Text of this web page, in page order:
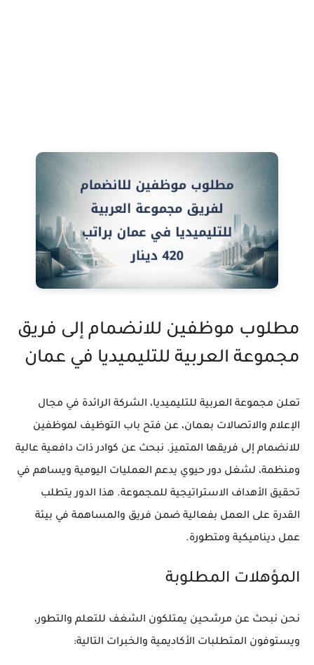
مطلوب موظفين للانضمام إلى فريق
مجموعة العربية للتليميديا في عمان
تعلن مجموعة العربية للتليميديا، الشركة الرائدة في مجال
الإعلام والاتصالات بعمان، عن فتح باب التوظيف لموظفين
للانضمام إلى فريقها المتميز. نبحث عن كوادر ذات دافعية عالية
ومنظمة، لشغل دور حيوي يدعم العمليات اليومية ويساهم في
تحقيق الأهداف الاستراتيجية للمجموعة. هذا الدور يتطلب
القدرة على العمل بفعالية ضمن فريق والمساهمة في بيئة
عمل ديناميكية ومتطورة.
المؤهلات المطلوبة
نحن نبحث عن مرشحين يمتلكون الشغف للتعلم والتطور،
ويستوفون المتطلبات الأكاديمية والخبرات التالية: